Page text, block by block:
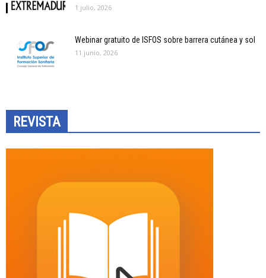
1 julio, 2026
Webinar gratuito de ISFOS sobre barrera cutánea y sol
11 junio, 2026
REVISTA